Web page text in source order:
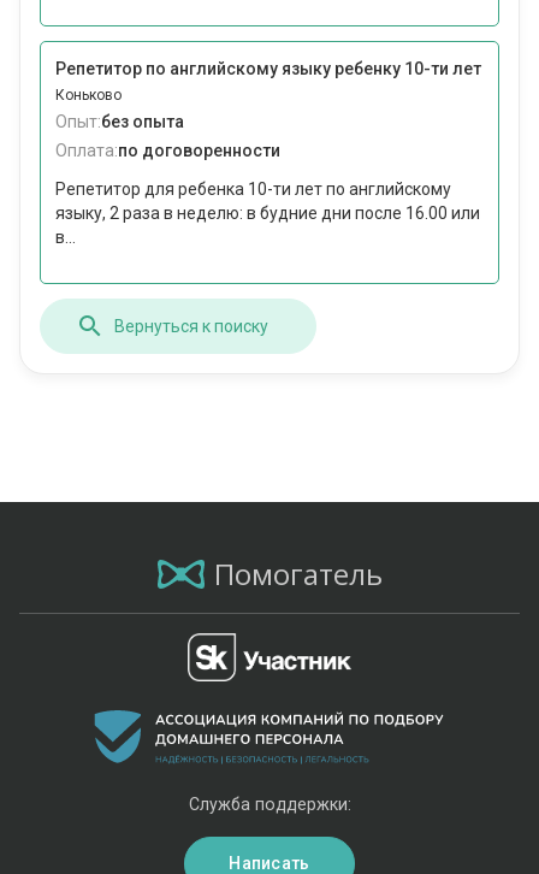
Репетитор по английскому языку ребенку 10-ти лет
Коньково
Опыт:без опыта
Оплата:по договоренности
Репетитор для ребенка 10-ти лет по английскому
языку, 2 раза в неделю: в будние дни после 16.00 или
в...
Вернуться к поиску
Помогатель
Служба поддержки:
Написать